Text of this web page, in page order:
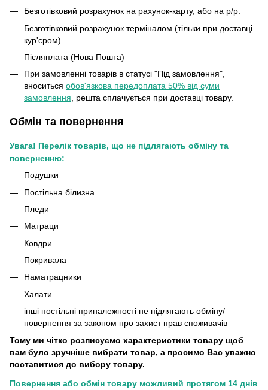
Безготівковий розрахунок на рахунок-карту, або на р/р.
Безготівковий розрахунок терміналом (тільки при доставці
кур'єром)
Післяплата (Нова Пошта)
При замовленні товарів в статусі "Під замовлення",
вноситься обов'язкова передоплата 50% від суми
замовлення, решта сплачується при доставці товару.
Обмін та повернення
Увага! Перелік товарів, що не підлягають обміну та
поверненню:
Подушки
Постільна білизна
Пледи
Матраци
Ковдри
Покривала
Наматрацники
Халати
інші постільні приналежності не підлягають обміну/
повернення за законом про захист прав споживачів
Тому ми чітко розписуємо характеристики товару щоб
вам було зручніше вибрати товар, а просимо Вас уважно
поставитися до вибору товару.
Повернення або обмін товару можливий протягом 14 днів